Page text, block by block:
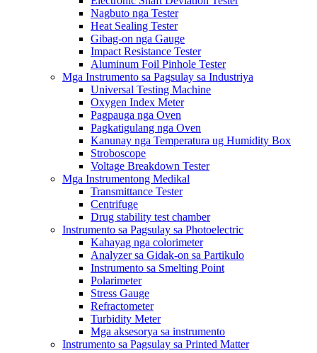
Nagbuto nga Tester
Heat Sealing Tester
Gibag-on nga Gauge
Impact Resistance Tester
Aluminum Foil Pinhole Tester
Mga Instrumento sa Pagsulay sa Industriya
Universal Testing Machine
Oxygen Index Meter
Pagpauga nga Oven
Pagkatigulang nga Oven
Kanunay nga Temperatura ug Humidity Box
Stroboscope
Voltage Breakdown Tester
Mga Instrumentong Medikal
Transmittance Tester
Centrifuge
Drug stability test chamber
Instrumento sa Pagsulay sa Photoelectric
Kahayag nga colorimeter
Analyzer sa Gidak-on sa Partikulo
Instrumento sa Smelting Point
Polarimeter
Stress Gauge
Refractometer
Turbidity Meter
Mga aksesorya sa instrumento
Instrumento sa Pagsulay sa Printed Matter